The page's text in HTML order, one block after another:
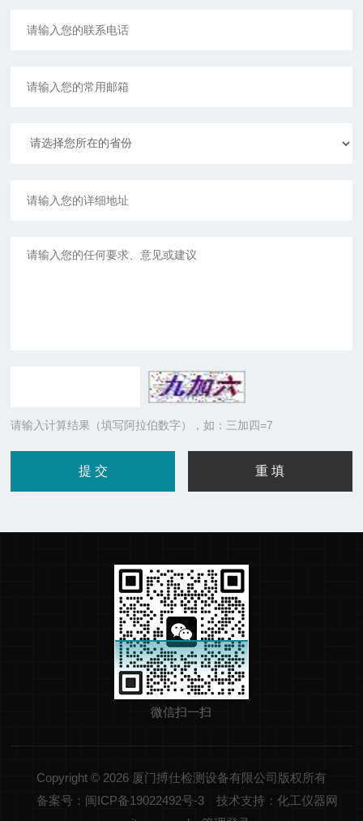
请输入计算结果（填写阿拉伯数字），如：三加四=7
微信扫一扫
Copyright © 2026 厦门搏仕检测设备有限公司版权所有
备案号：闽ICP备19022492号-3
技术支持：化工仪器网